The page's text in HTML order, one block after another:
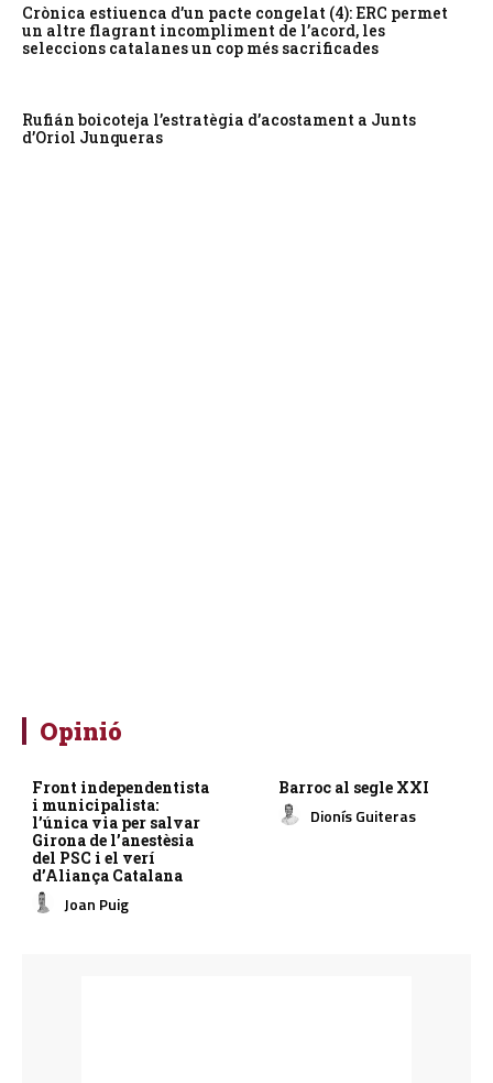
Crònica estiuenca d’un pacte congelat (4): ERC permet
un altre flagrant incompliment de l’acord, les
seleccions catalanes un cop més sacrificades
Rufián boicoteja l’estratègia d’acostament a Junts
d’Oriol Junqueras
Opinió
Front independentista
i municipalista:
l’única via per salvar
Girona de l’anestèsia
del PSC i el verí
d’Aliança Catalana
Joan Puig
Barroc al segle XXI
Dionís Guiteras